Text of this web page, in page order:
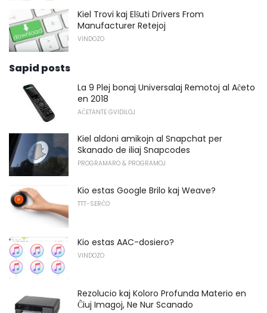
Kiel Trovi kaj Elŝuti Drivers From
Manufacturer Retejoj
VINDOZO
Sapid posts
La 9 Plej bonaj Universalaj Remotoj al Aĉeto
en 2018
AĈETANTE GVIDILOJ
Kiel aldoni amikojn al Snapchat per
Skanado de iliaj Snapcodes
PROGRAMARO & PROGRAMOJ
Kio estas Google Brilo kaj Weave?
TTT-SERĈO
Kio estas AAC-dosiero?
VINDOZO
Rezolucio kaj Koloro Profunda Materio en
Ĉiuj Imagoj, Ne Nur Scanado